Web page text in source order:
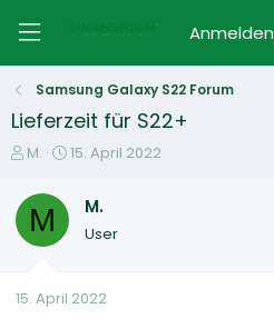
Anmelden
Samsung Galaxy S22 Forum
Lieferzeit für S22+
E
s
e
e
M.
E
t
15. April 2022
M M.
User
15. April 2022